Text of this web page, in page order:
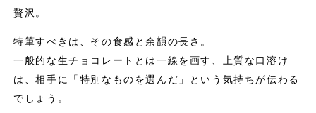
贅沢。
特筆すべきは、その食感と余韻の長さ。
一般的な生チョコレートとは一線を画す、上質な口溶け
は、相手に「特別なものを選んだ」という気持ちが伝わる
でしょう。